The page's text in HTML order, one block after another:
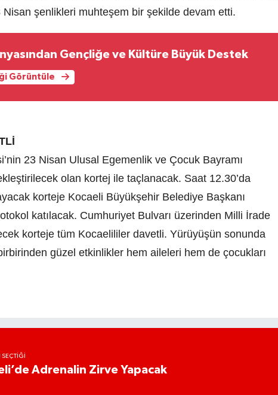
Nisan şenlikleri muhteşem bir şekilde devam etti.
Gençliğe ve Kültüre Büyük Destek
Görüntüle
23 Nisan Ulusal Egemenlik ve Çocuk Bayramı
olan kortej ile taçlanacak. Saat 12.30’da
korteje Kocaeli Büyükşehir Belediye Başkanı
katılacak. Cumhuriyet Bulvarı üzerinden Milli İrade
korteje tüm Kocaelililer davetli. Yürüyüşün sonunda
güzel etkinlikler hem aileleri hem de çocukları
SEÇTIĞI
Adrenalin Zirve Yapacak